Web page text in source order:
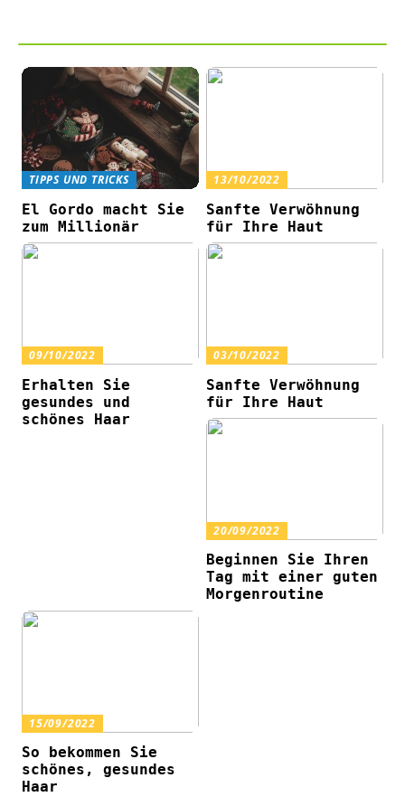
TIPPS UND TRICKS
El Gordo macht Sie
zum Millionär
13/10/2022
Sanfte Verwöhnung
für Ihre Haut
09/10/2022
Erhalten Sie
gesundes und
schönes Haar
03/10/2022
Sanfte Verwöhnung
für Ihre Haut
20/09/2022
Beginnen Sie Ihren
Tag mit einer guten
Morgenroutine
15/09/2022
So bekommen Sie
schönes, gesundes
Haar